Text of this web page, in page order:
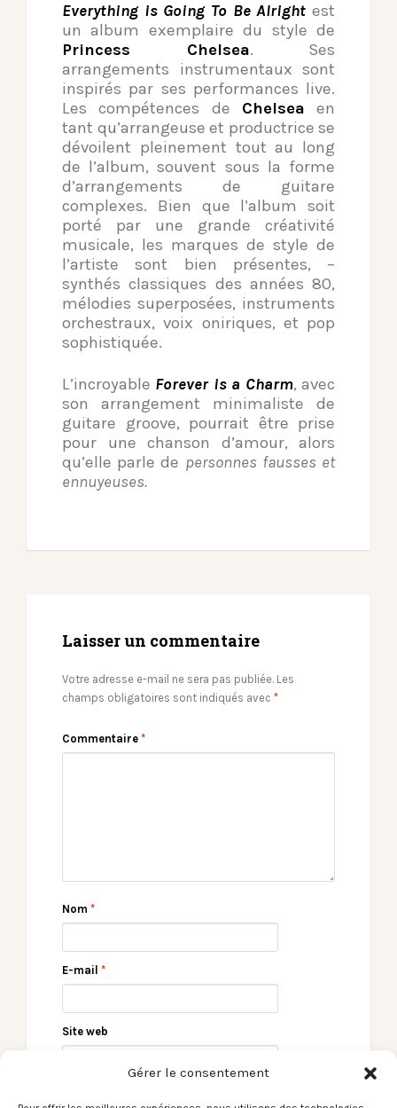
Gérer le consentement
Everything is Going To Be Alright est
un album exemplaire du style de
Princess Chelsea. Ses
arrangements instrumentaux sont
inspirés par ses performances live.
Les compétences de Chelsea en
tant qu’arrangeuse et productrice se
dévoilent pleinement tout au long
de l’album, souvent sous la forme
d’arrangements de guitare
complexes. Bien que l’album soit
porté par une grande créativité
musicale, les marques de style de
l’artiste sont bien présentes, –
synthés classiques des années 80,
mélodies superposées, instruments
orchestraux, voix oniriques, et pop
sophistiquée.
L’incroyable Forever is a Charm, avec
son arrangement minimaliste de
guitare groove, pourrait être prise
pour une chanson d’amour, alors
qu’elle parle de personnes fausses et
ennuyeuses.
Laisser un commentaire
Votre adresse e-mail ne sera pas publiée. Les
champs obligatoires sont indiqués avec *
Commentaire *
Nom *
E-mail *
Site web